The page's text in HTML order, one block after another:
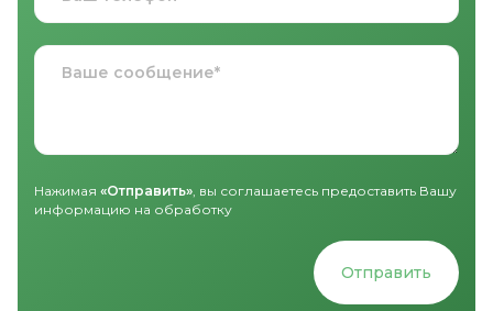
Нажимая «Отправить» , вы соглашаетесь предоставить Вашу
информацию на обработку
Отправить